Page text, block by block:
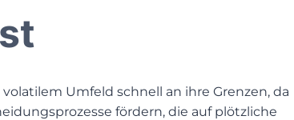
Umfeld schnell an ihre Grenzen, da
fördern, die auf plötzliche